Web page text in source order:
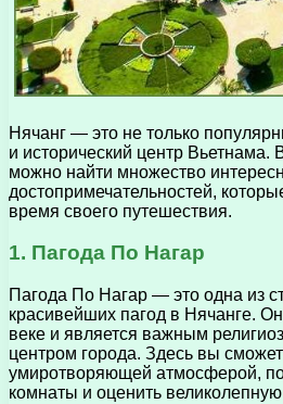
Нячанг — это не только
и исторический центр Вьетнама.
можно найти множество
достопримечательностей,
время своего путешествия.
1. Пагода По Нагар
Пагода По Нагар — это одна из
красивейших пагод в Нячанге.
веке и является важным
центром города. Здесь вы
умиротворяющей атмосферой,
комнаты и оценить великолепную